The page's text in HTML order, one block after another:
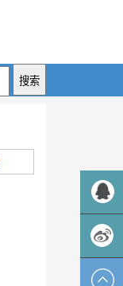
QQ客服
新浪微